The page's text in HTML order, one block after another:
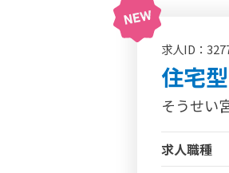
求人ID：
住宅
そうせい
求人職種